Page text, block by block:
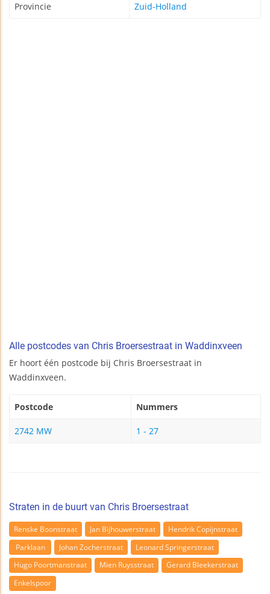
Provincie Zuid-Holland
Alle postcodes van Chris Broersestraat in Waddinxveen
Er hoort één postcode bij Chris Broersestraat in
Waddinxveen.
Postcode Nummers
2742 MW 1 - 27
Straten in de buurt van Chris Broersestraat
Renske Boonstraat Jan Bijhouwerstraat
Hendrik Copijnstraat
Parklaan
Johan Zocherstraat
Leonard Springerstraat
Hugo Poortmanstraat
Mien Ruysstraat
Gerard Bleekerstraat
Enkelspoor